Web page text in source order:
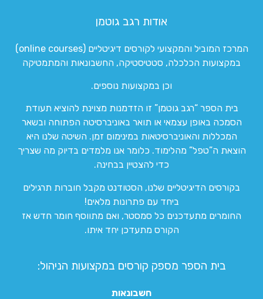
אודות רגב גוטמן
המרכז המוביל והמקצועי לקורסים דיגיטליים (online courses)
במקצועות הכלכלה, סטטיסטיקה, החשבונאות והמתמטיקה
וכן במקצועות נוספים.
בית הספר “רגב גוטמן” זו הזדמנות מצוינת להוציא תעודת
הסמכה באופן עצמאי או תואר באוניברסיטה הפתוחה ובשאר
המכללות והאוניברסיטאות במינימום זמן. השיטה שלנו היא
הוצאת ה”טפל” מהלימוד. כלומר אנו מלמדים בדיוק מה שצריך
כדי להצטיין בבחינה.
בקורסים הדיגיטליים שלנו, הסטודנט מקבל חוברות תרגילים
ביחד עם פתרונות מלאים!
החומרים מתעדכנים כל סמסטר, ואם מתווסף חומר חדש אז
הקורס מתעדכן יחד איתו.
בית הספר מספק קורסים במקצועות הניהול:
חשבונאות